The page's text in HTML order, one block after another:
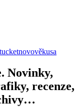
novověkusa
Novinky,
recenze,